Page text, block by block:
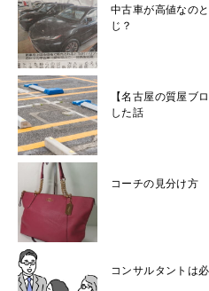
中古車が高値なの
じ？
【名古屋の質屋ブ
した話
コーチの見分け方
コンサルタントは